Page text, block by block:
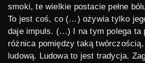
smoki, te wielkie postacie pełne
To jest coś, co (…) ożywia tylko
daje impuls. (…) I na tym polega ta
różnica pomiędzy taką
ludową. Ludowa to jest tradycja.